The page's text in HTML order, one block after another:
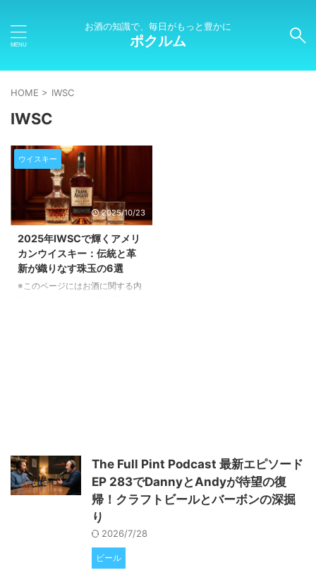
お酒の知識で、毎日がもっと豊かに
ポクルム
HOME > IWSC
IWSC
ウイスキー
2025/10/23
2025年IWSCで輝くアメリ
カンウイスキー：伝統と革
新が織りなす珠玉の6選
※このページにはお酒に関する内
ンナップの中から6つの銘柄が最
高評価を獲得したことは特筆に値
します。特に、長年変わらぬレシ
ピを守り続けてきたメーカーズマ
The Full Pint Podcast 最新エピソード
EP 283でDannyとAndyが待望の復
帰！クラフトビールとバーボンの深掘
り
2026/7/28
ビール